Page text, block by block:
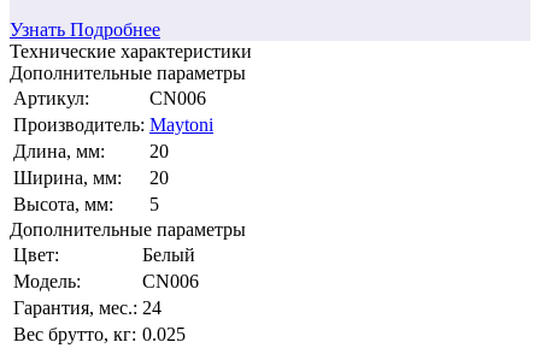
Узнать Подробнее
Технические характеристики
Дополнительные параметры
Артикул:
CN006
Производитель: Maytoni
Длина, мм:
20
Ширина, мм:
20
Высота, мм:
5
Дополнительные параметры
Цвет:
Белый
Модель:
CN006
Гарантия, мес.: 24
Вес брутто, кг: 0.025